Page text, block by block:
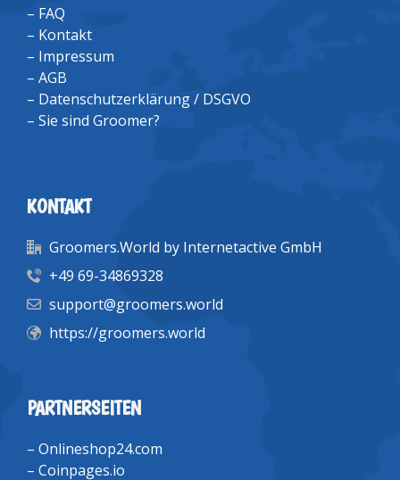
– FAQ
– Kontakt
– Impressum
– AGB
– Datenschutzerklärung / DSGVO
– Sie sind Groomer?
KONTAKT
Groomers.World by Internetactive GmbH
+49 69-34869328
support@groomers.world
https://groomers.world
PARTNERSEITEN
– Onlineshop24.com
– Coinpages.io